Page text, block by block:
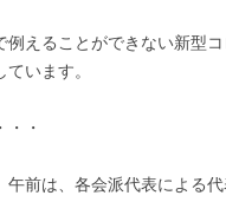
えることができない新型
います。
・
前は、各会派代表による代